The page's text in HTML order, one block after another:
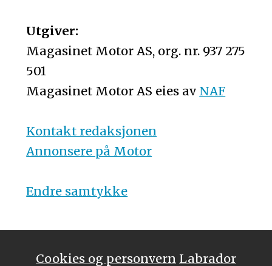
Utgiver:
Magasinet Motor AS, org. nr. 937 275
501
Magasinet Motor AS eies av NAF
Kontakt redaksjonen
Annonsere på Motor
Endre samtykke
Cookies og personvern Labrador